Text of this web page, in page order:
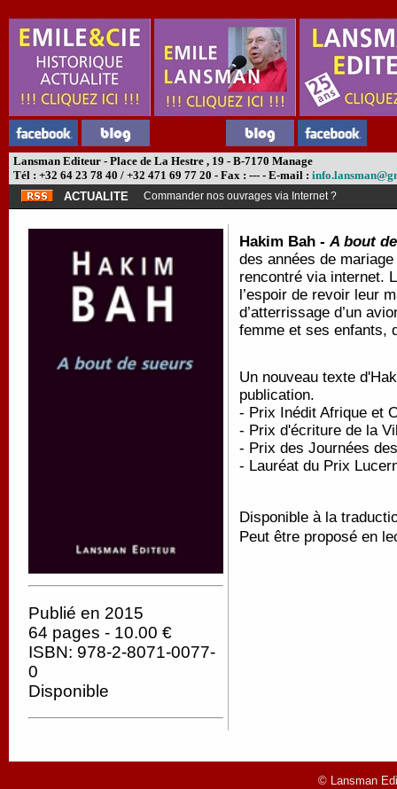
Lansman Editeur - Place de La Hestre , 19 - B-7170 Manage
Tél : +32 64 23 78 40 / +32 471 69 77 20 - Fax : --- - E-mail :
ACTUALITE
Commander nos ouvrages via Internet ?
Publié en 2015
64 pages - 10.00 €
ISBN: 978-2-8071-0077-
0
Disponible
Hakim Bah -A bout
des années de
rencontré via internet.
l’espoir de revoir leur
d’atterrissage d’un
femme et ses enfants,
Un nouveau texte
publication.
- Prix Inédit Afrique et
- Prix d'écriture de la
- Prix des Journées
- Lauréat du Prix
Disponible à la
Peut être proposé en
© Lansman